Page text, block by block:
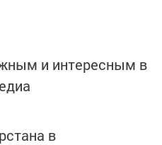
и интересным в
в